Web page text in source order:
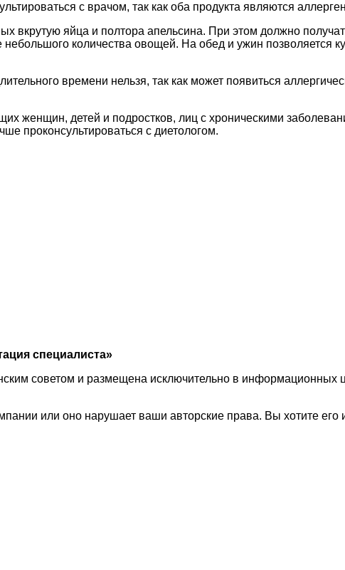
с врачом, так как оба продукта являются
вкрутую яйца и полтора апельсина. При этом должно
небольшого количества овощей. На обед и ужин позволяется
времени нельзя, так как может появиться
женщин, детей и подростков, лиц с хроническими
проконсультироваться с диетологом.
специалиста»
советом и размещена исключительно в информационных
или оно нарушает ваши авторские права. Вы хотите его